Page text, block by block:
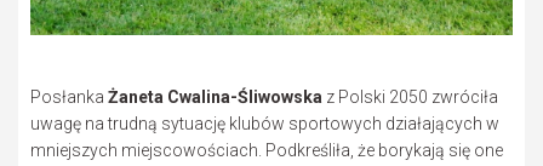
Posłanka Żaneta Cwalina-Śliwowska z Polski 2050 zwróciła
uwagę na trudną sytuację klubów sportowych działających w
mniejszych miejscowościach. Podkreśliła, że borykają się one